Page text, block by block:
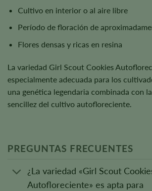
Cultivo en interior o al aire libre
Período de floración de
Flores densas y ricas en resina
La variedad Girl Scout Cookies
especialmente adecuada para los
una genética legendaria combinada con
sencillez del cultivo autofloreciente.
PREGUNTAS FRECUENTES
¿La variedad «Girl Scout
Autofloreciente» es apta para